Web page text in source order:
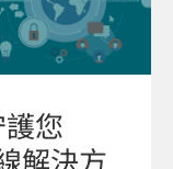
您
解決方